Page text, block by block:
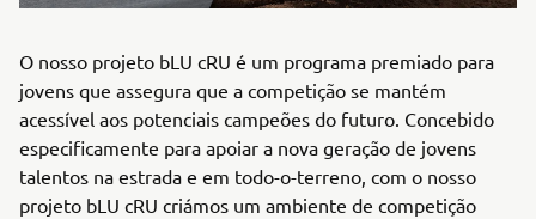
O nosso projeto bLU cRU é um programa premiado para
jovens que assegura que a competição se mantém
acessível aos potenciais campeões do futuro. Concebido
especificamente para apoiar a nova geração de jovens
talentos na estrada e em todo-o-terreno, com o nosso
projeto bLU cRU criámos um ambiente de competição